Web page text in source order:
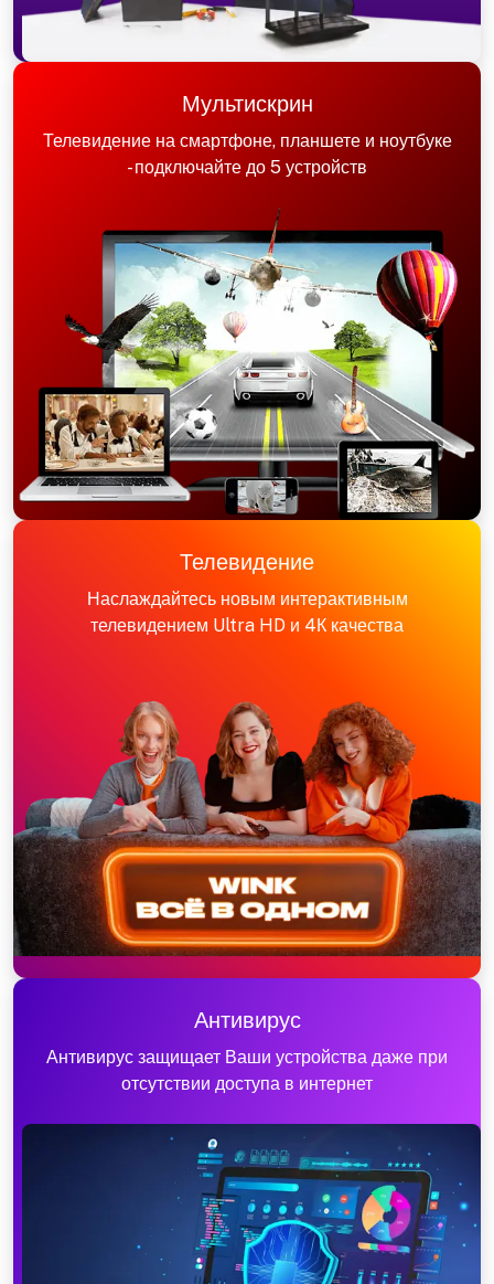
Мультискрин
Телевидение на смартфоне, планшете и ноутбуке
- подключайте до 5 устройств
Телевидение
Наслаждайтесь новым интерактивным
телевидением Ultra HD и 4К качества
Антивирус
Антивирус защищает Ваши устройства даже при
отсутствии доступа в интернет